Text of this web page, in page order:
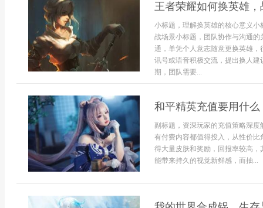
王者荣耀如何换英雄
小标题，理解换英雄的核心意义
战场景小标题，团队协作与沟通
通，单凭个人意志随意更换英雄
讯号或语音积极交流，提出换人建
期，团队需要...
和平精英充值要用什
副标题，资深玩家的充值策略深
有付费内容都值得投入，从性价
得大量皮肤和奖励，回报率较高
能带来持久的视觉新鲜感，而抽...